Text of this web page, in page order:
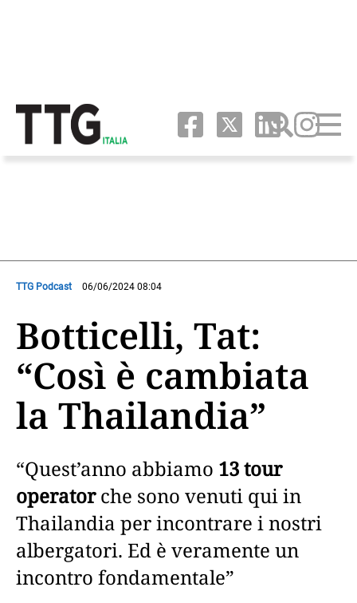
TTG Podcast 06/06/2024 08:04
Botticelli, Tat:
“Così è cambiata
la Thailandia”
“Quest’anno abbiamo 13 tour
operatorche sono venuti qui in
Thailandia per incontrare i nostri
albergatori. Ed è veramente un
incontro fondamentale”